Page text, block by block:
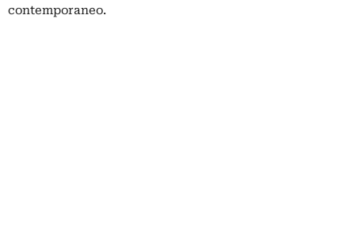
contemporaneo.